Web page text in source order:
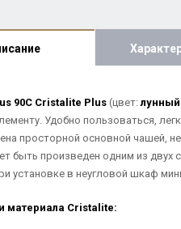
90С Cristalite Plus(цвет:
Удобно пользоваться,
просторной основной чашей,
быть произведен одним из двух
установке в неугловой шкаф
материала Cristalite: